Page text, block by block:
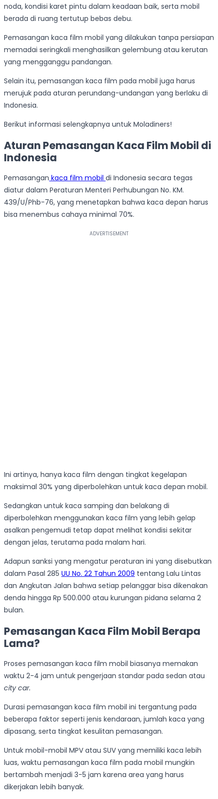
noda, kondisi karet pintu dalam keadaan baik, serta mobil
berada di ruang tertutup bebas debu.
Pemasangan kaca film mobil yang dilakukan tanpa persiapan
memadai seringkali menghasilkan gelembung atau kerutan
yang mengganggu pandangan.
Selain itu, pemasangan kaca film pada mobil juga harus
merujuk pada aturan perundang-undangan yang berlaku di
Indonesia.
Berikut informasi selengkapnya untuk Moladiners!
Aturan Pemasangan Kaca Film Mobil di
Indonesia
Pemasangan kaca film mobil di Indonesia secara tegas
diatur dalam Peraturan Menteri Perhubungan No. KM.
439/U/Phb-76, yang menetapkan bahwa kaca depan harus
bisa menembus cahaya minimal 70%.
Ini artinya, hanya kaca film dengan tingkat kegelapan
maksimal 30% yang diperbolehkan untuk kaca depan mobil.
Sedangkan untuk kaca samping dan belakang di
diperbolehkan menggunakan kaca film yang lebih gelap
asalkan pengemudi tetap dapat melihat kondisi sekitar
dengan jelas, terutama pada malam hari.
Adapun sanksi yang mengatur peraturan ini yang disebutkan
dalam Pasal 285 UU No. 22 Tahun 2009 tentang Lalu Lintas
dan Angkutan Jalan bahwa setiap pelanggar bisa dikenakan
denda hingga Rp 500.000 atau kurungan pidana selama 2
bulan.
Pemasangan Kaca Film Mobil Berapa
Lama?
Proses pemasangan kaca film mobil biasanya memakan
waktu 2-4 jam untuk pengerjaan standar pada sedan atau
city car.
Durasi pemasangan kaca film mobil ini tergantung pada
beberapa faktor seperti jenis kendaraan, jumlah kaca yang
dipasang, serta tingkat kesulitan pemasangan.
Untuk mobil-mobil MPV atau SUV yang memiliki kaca lebih
luas, waktu pemasangan kaca film pada mobil mungkin
bertambah menjadi 3-5 jam karena area yang harus
dikerjakan lebih banyak.